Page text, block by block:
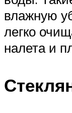
влажную
легко
налета и